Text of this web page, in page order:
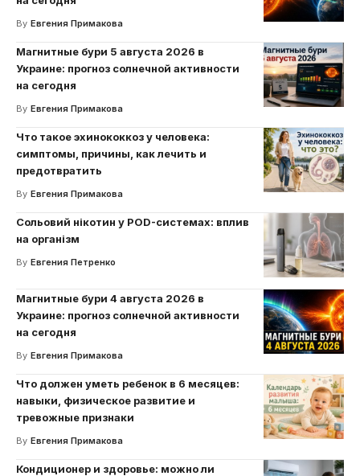
By Евгения Примакова
Магнитные бури 5 августа 2026 в
Украине: прогноз солнечной активности
на сегодня
By Евгения Примакова
Что такое эхинококкоз у человека:
симптомы, причины, как лечить и
предотвратить
By Евгения Примакова
Сольовий нікотин у POD-системах: вплив
на організм
By Евгения Петренко
Магнитные бури 4 августа 2026 в
Украине: прогноз солнечной активности
на сегодня
By Евгения Примакова
Что должен уметь ребенок в 6 месяцев:
навыки, физическое развитие и
тревожные признаки
By Евгения Примакова
Кондиционер и здоровье: можно ли